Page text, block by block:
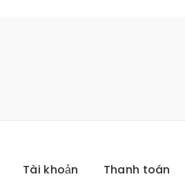
Tài khoản Thanh toán